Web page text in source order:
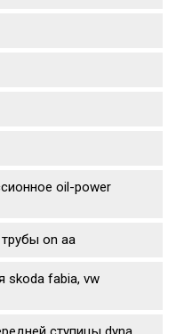
oil-power
on aa
skoda fabia, vw